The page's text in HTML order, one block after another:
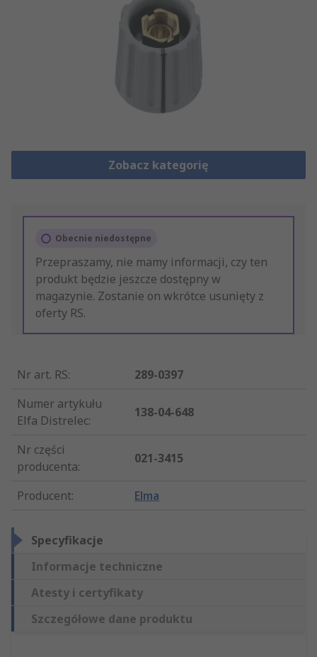
Zobacz kategorię
Obecnie niedostępne
Przepraszamy, nie mamy informacji, czy ten
produkt będzie jeszcze dostępny w
magazynie. Zostanie on wkrótce usunięty z
oferty RS.
Nr art. RS:
289-0397
Numer artykułu
Elfa Distrelec:
138-04-648
Nr części
producenta:
021-3415
Producent: Elma
Specyfikacje
Informacje techniczne
Atesty i certyfikaty
Szczegółowe dane produktu